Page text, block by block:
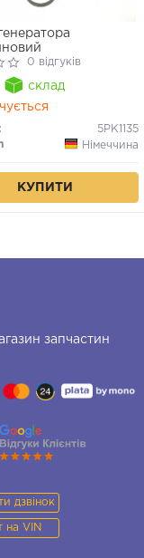
0 відгуків
склад
5PK1135
Німеччина
КУПИТИ
запчастин
дзвінок
на VIN